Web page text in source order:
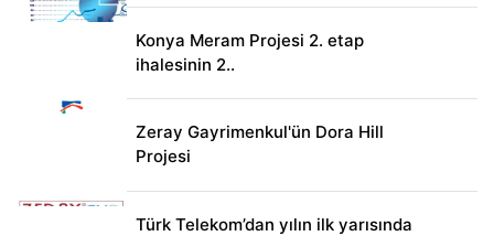
Konya Meram Projesi 2. etap
ihalesinin 2..
Zeray Gayrimenkul'ün Dora Hill
Projesi
Türk Telekom’dan yılın ilk yarısında